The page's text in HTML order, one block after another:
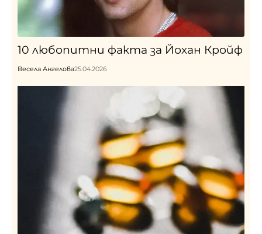
10 любопитни факта за Йохан Кройф
Весела Ангелова25.04.2026